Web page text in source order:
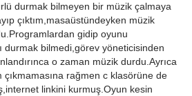
durmak bilmeyen bir müzik çalmaya
çıktım,masaüstündeyken müzik
gidip oyunu
durmak bilmedi,görev yöneticisinden
o zaman müzik durdu.Ayrıca
rağmen c klasörüne de
linkini kurmuş.Oyun kesin